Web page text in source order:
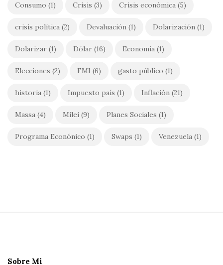
Consumo (1) Crisis (3) Crisis económica (5)
crisis política (2) Devaluación (1) Dolarización (1)
Dolarizar (1) Dólar (16) Economia (1)
Elecciones (2) FMI (6) gasto público (1)
historia (1) Impuesto país (1) Inflación (21)
Massa (4) Milei (9) Planes Sociales (1)
Programa Econónico (1) Swaps (1) Venezuela (1)
Sobre Mi